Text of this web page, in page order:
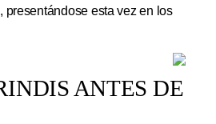
presentándose esta vez en los
ANTES DE